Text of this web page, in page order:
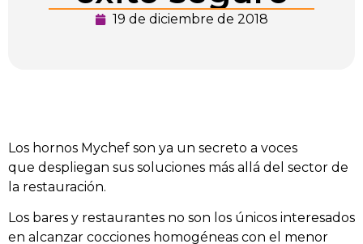
19 de diciembre de 2018
Los hornos Mychef son ya un secreto a voces
que despliegan sus soluciones más allá del sector de
la restauración.
Los bares y restaurantes no son los únicos interesados
en alcanzar cocciones homogéneas con el menor